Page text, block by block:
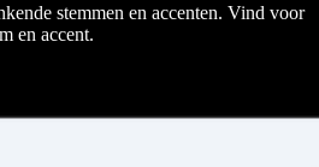
stemmen en accenten. Vind voor
en accent.